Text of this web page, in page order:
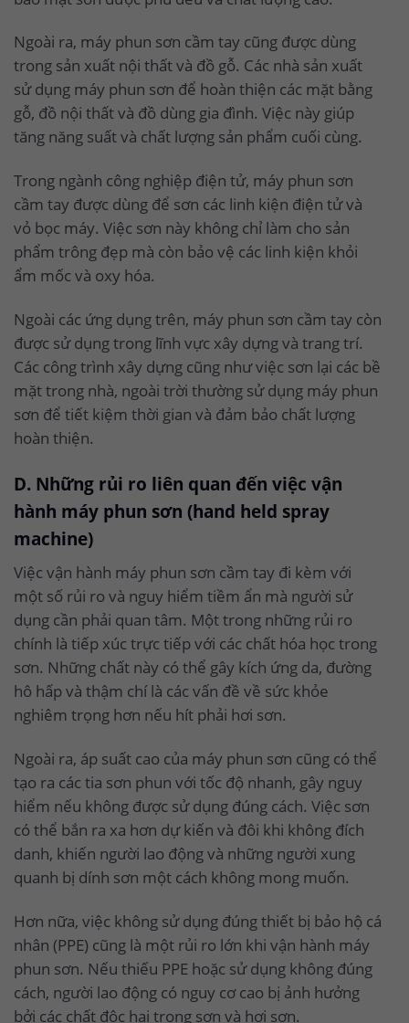
Ngoài ra, máy phun sơn cầm tay cũng được dùng
trong sản xuất nội thất và đồ gỗ. Các nhà sản xuất
sử dụng máy phun sơn để hoàn thiện các mặt bằng
gỗ, đồ nội thất và đồ dùng gia đình. Việc này giúp
tăng năng suất và chất lượng sản phẩm cuối cùng.
Trong ngành công nghiệp điện tử, máy phun sơn
cầm tay được dùng để sơn các linh kiện điện tử và
vỏ bọc máy. Việc sơn này không chỉ làm cho sản
phẩm trông đẹp mà còn bảo vệ các linh kiện khỏi
ẩm mốc và oxy hóa.
Ngoài các ứng dụng trên, máy phun sơn cầm tay còn
được sử dụng trong lĩnh vực xây dựng và trang trí.
Các công trình xây dựng cũng như việc sơn lại các bề
mặt trong nhà, ngoài trời thường sử dụng máy phun
sơn để tiết kiệm thời gian và đảm bảo chất lượng
hoàn thiện.
D. Những rủi ro liên quan đến việc vận
hành máy phun sơn (hand held spray
machine)
Việc vận hành máy phun sơn cầm tay đi kèm với
một số rủi ro và nguy hiểm tiềm ẩn mà người sử
dụng cần phải quan tâm. Một trong những rủi ro
chính là tiếp xúc trực tiếp với các chất hóa học trong
sơn. Những chất này có thể gây kích ứng da, đường
hô hấp và thậm chí là các vấn đề về sức khỏe
nghiêm trọng hơn nếu hít phải hơi sơn.
Ngoài ra, áp suất cao của máy phun sơn cũng có thể
tạo ra các tia sơn phun với tốc độ nhanh, gây nguy
hiểm nếu không được sử dụng đúng cách. Việc sơn
có thể bắn ra xa hơn dự kiến và đôi khi không đích
danh, khiến người lao động và những người xung
quanh bị dính sơn một cách không mong muốn.
Hơn nữa, việc không sử dụng đúng thiết bị bảo hộ cá
nhân (PPE) cũng là một rủi ro lớn khi vận hành máy
phun sơn. Nếu thiếu PPE hoặc sử dụng không đúng
cách, người lao động có nguy cơ cao bị ảnh hưởng
bởi các chất độc hại trong sơn và hơi sơn.